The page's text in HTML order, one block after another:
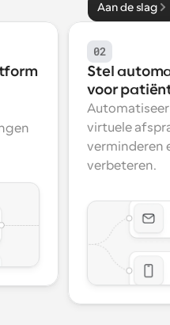
Aan de slag
02
Stel
voor
virtuele
verminderen
verbeteren.